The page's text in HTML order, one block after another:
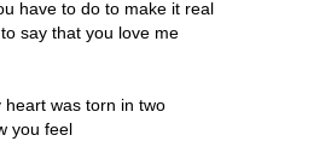
have to do to make it real
say that you love me
was torn in two
you feel